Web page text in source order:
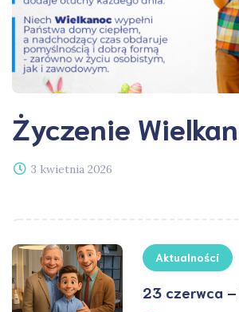
Życzenie
3 kwietnia 2026
Aktualności
23 czerwca